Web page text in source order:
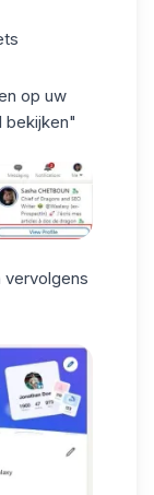
op uw
bekijken"
vervolgens